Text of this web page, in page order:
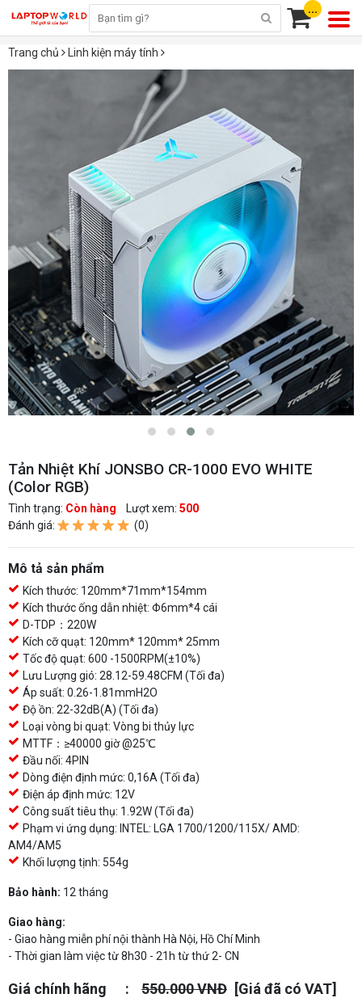
...
Trang chủ Linh kiện máy tính
Tản Nhiệt Khí JONSBO CR-1000 EVO WHITE
(Color RGB)
Tình trạng: Còn hàng Lượt xem: 500
Đánh giá:
(0)
Mô tả sản phẩm
Kích thước: 120mm*71mm*154mm
Kích thước ống dẫn nhiệt: Φ6mm*4 cái
D-TDP：220W
Kích cỡ quạt: 120mm* 120mm* 25mm
Tốc độ quạt: 600 -1500RPM(±10%)
Lưu Lượng gió: 28.12-59.48CFM (Tối đa)
Áp suất: 0.26-1.81mmH2O
Độ ồn: 22-32dB(A) (Tối đa)
Loại vòng bi quạt: Vòng bi thủy lực
MTTF：≥40000 giờ @25℃
Đầu nối: 4PIN
Dòng điện định mức: 0,16A (Tối đa)
Điện áp định mức: 12V
Công suất tiêu thụ: 1.92W (Tối đa)
Phạm vi ứng dụng: INTEL: LGA 1700/1200/115X/ AMD:
AM4/AM5
Khối lượng tịnh: 554g
Bảo hành: 12 tháng
Giao hàng:
- Giao hàng miễn phí nội thành Hà Nội, Hồ Chí Minh
- Thời gian làm việc từ 8h30 - 21h từ thứ 2- CN
Giá chính hãng 550.000 VNĐ [Giá đã có VAT]